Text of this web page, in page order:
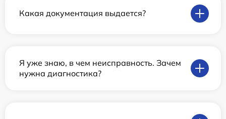
Какая документация выдается?
Я уже знаю, в чем неисправность. Зачем
нужна диагностика?